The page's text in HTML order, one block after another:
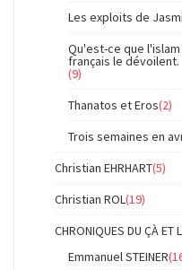
Les exploits de
Qu'est-ce que
français le dévoilent.
(9)
Thanatos et Eros(2)
Trois semaines en
Christian EHRHART(5)
Christian ROL(19)
CHRONIQUES DU ÇÀ ET
Emmanuel STEINER